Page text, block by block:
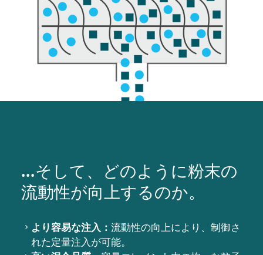
...そして、どのように粉末の
流動性が向上するのか。
より容易な注入： 流動性の向上により、制御さ
れた定量注入が可能。